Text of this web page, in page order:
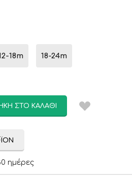
18m 18-24m
ΣΤΟ ΚΑΛΆΘΙ
ημέρες